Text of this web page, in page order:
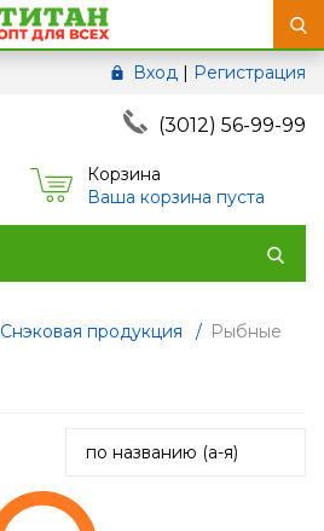
Вход | Регистрация
(3012) 56-99-99
Корзина
Ваша корзина пуста
Снэковая продукция / Рыбные